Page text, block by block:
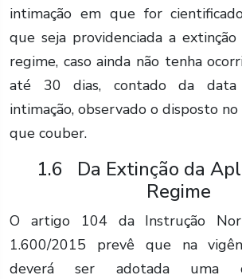
intimação em que for
que seja providenciada a
regime, caso ainda não tenha
até 30 dias, contado da
intimação, observado o disposto
que couber.
1.6 Da Extinção da
Regime
O artigo 104 da Instrução
1.600/2015 prevê que na
deverá ser adotada uma